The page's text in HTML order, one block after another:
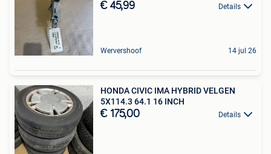
€ 45,99 Details
Wervershoof 14 jul 26
HONDA CIVIC IMA HYBRID VELGEN
5X114.3 64.1 16 INCH
€ 175,00 Details